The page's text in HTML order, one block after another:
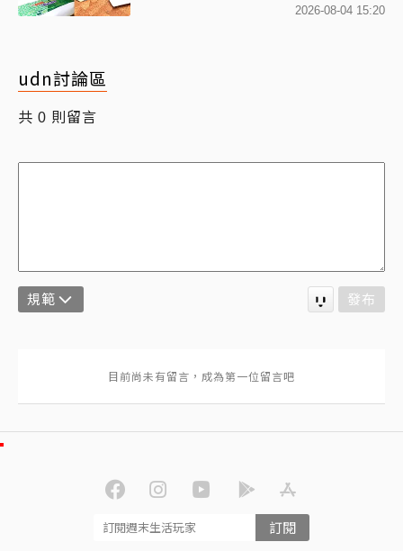
2026-08-04 15:20
udn討論區
共 0 則留言
規範 發布
訂閱